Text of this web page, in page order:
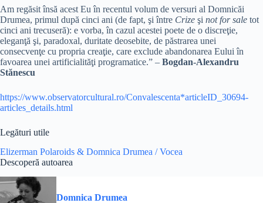
Am regăsit însă acest Eu în recentul volum de versuri al Domnicăi
Drumea, primul după cinci ani (de fapt, şi între Crize şi not for sale tot
cinci ani trecuseră): e vorba, în cazul acestei poete de o discreţie,
eleganţă şi, paradoxal, duritate deosebite, de păstrarea unei
consecvenţe cu propria creaţie, care exclude abandonarea Eului în
favoarea unei artificialităţi programatice.” – Bogdan-Alexandru
Stănescu
https://www.observatorcultural.ro/Convalescenta*articleID_30694-
articles_details.html
Legături utile
Elizerman Polaroids & Domnica Drumea / Vocea
Descoperă autoarea
Domnica Drumea